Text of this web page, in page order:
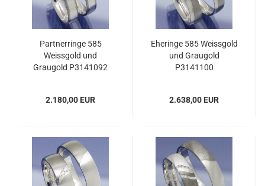
Partnerringe 585
Weissgold und
Graugold P3141092
2.180,00 EUR
Eheringe 585 Weissgold
und Graugold
P3141100
2.638,00 EUR